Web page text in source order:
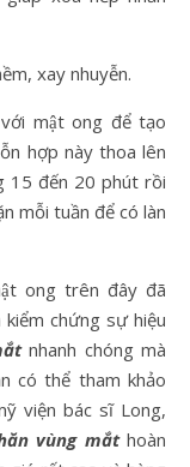
xay nhuyễn.
mật ong để tạo
hợp này thoa lên
15 đến 20 phút rồi
mỗi tuần để có làn
ong trên đây đã
chứng sự hiệu
nhanh chóng mà
có thể tham khảo
viện bác sĩ Long,
vùng mắthoàn